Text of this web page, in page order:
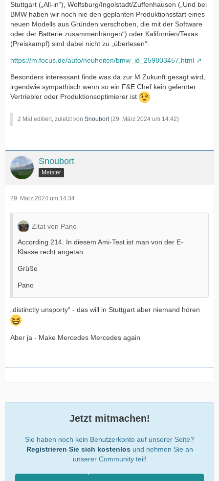
Stuttgart („All-in“), Wolfsburg/Ingolstadt/Zuffenhausen („Und bei
BMW haben wir noch nie den geplanten Produktionsstart eines
neuen Modells aus Gründen verschoben, die mit der Software
oder der Batterie zusammenhängen“) oder Kalifornien/Texas
(Preiskampf) sind dabei nicht zu „überlesen“:
https://m.focus.de/auto/neuheiten/bmw_id_259803457.html
Besonders interessant finde was da zur M Zukunft gesagt wird,
irgendwie sympathisch wenn so ein F&E Chef kein gelernter
Vertriebler oder Produktionsoptimierer ist
2 Mal editiert, zuletzt von Snoubort(29. März 2024 um 14:42)
Snoubort
Meister
29. März 2024 um 14:34
Zitat von Pano
According 214. In diesem Ami-Test ist man von der E-
Klasse recht angetan.
Grüße
Pano
„distinctly unsporty“ - das will in Stuttgart aber niemand hören
Aber ja - Make Mercedes Mercedes again
Jetzt mitmachen!
Sie haben noch kein Benutzerkonto auf unserer Seite?
Registrieren Sie sich kostenlos und nehmen Sie an
unserer Community teil!